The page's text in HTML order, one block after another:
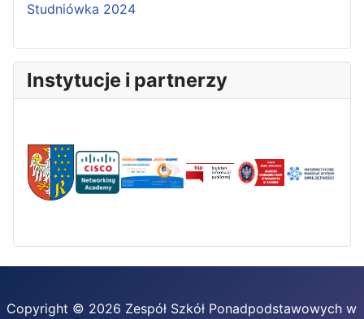
Studniówka 2024
Instytucje i partnerzy
Copyright © 2026 Zespół Szkół Ponadpodstawowych w